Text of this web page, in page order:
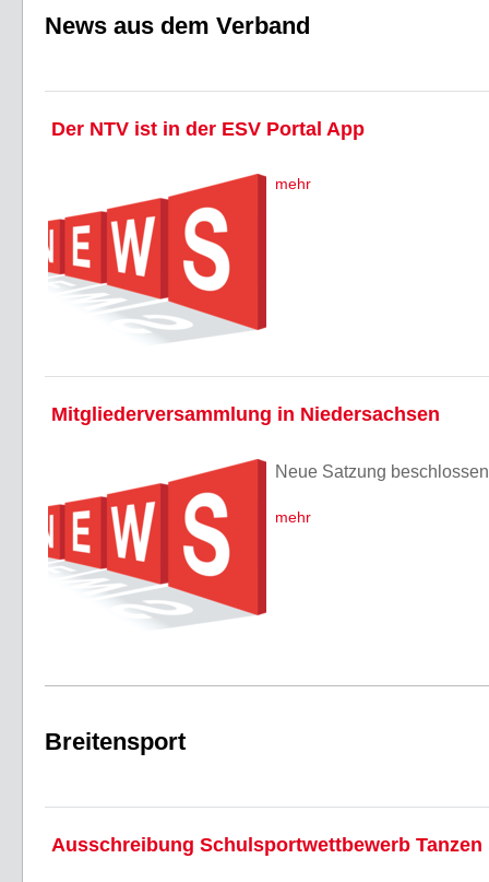
News aus dem Verband
Der NTV ist in der ESV Portal App
mehr
Mitgliederversammlung in Niedersachsen
Neue Satzung beschlossen
mehr
Breitensport
Ausschreibung Schulsportwettbewerb Tanzen